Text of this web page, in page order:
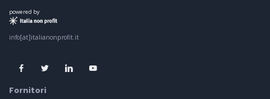
powered by
info[at]italianonprofit.it
Fornitori